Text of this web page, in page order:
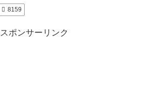
8159
スポンサーリンク